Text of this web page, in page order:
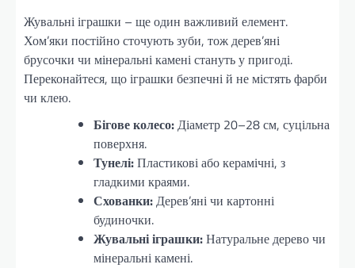
Жувальні іграшки – ще один важливий елемент.
Хом’яки постійно сточують зуби, тож дерев’яні
брусочки чи мінеральні камені стануть у пригоді.
Переконайтеся, що іграшки безпечні й не містять фарби
чи клею.
Бігове колесо:Діаметр 20–28 см, суцільна
поверхня.
Тунелі:Пластикові або керамічні, з
гладкими краями.
Схованки:Дерев’яні чи картонні
будиночки.
Жувальні іграшки:Натуральне дерево чи
мінеральні камені.